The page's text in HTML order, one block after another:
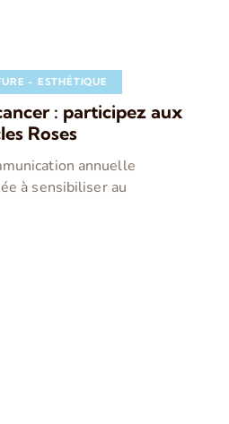
- ESTHÉTIQUE
: participez aux
Roses
annuelle
à sensibiliser au